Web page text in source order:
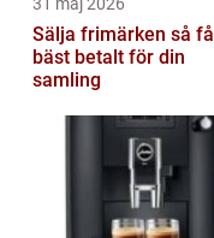
Sälja frimärken så får du
bäst betalt för din
samling